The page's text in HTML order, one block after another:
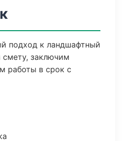
подход к ландшафтный
заключим
работы в срок с